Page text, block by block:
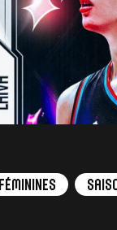
Féminines